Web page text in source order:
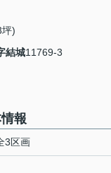
)
結城11769-3
報
3区画